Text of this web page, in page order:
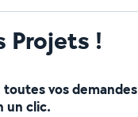
Projets !
vos demandes
un clic.